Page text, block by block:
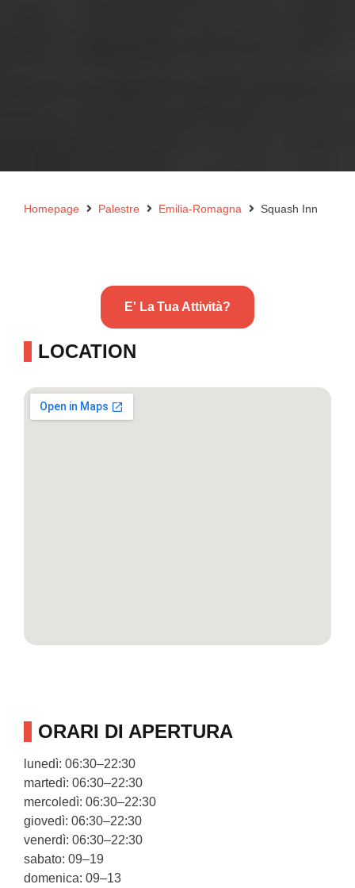
Homepage Palestre Emilia-Romagna Squash Inn
E' La Tua Attività?
LOCATION
ORARI DI APERTURA
lunedì: 06:30–22:30
martedì: 06:30–22:30
mercoledì: 06:30–22:30
giovedì: 06:30–22:30
venerdì: 06:30–22:30
sabato: 09–19
domenica: 09–13